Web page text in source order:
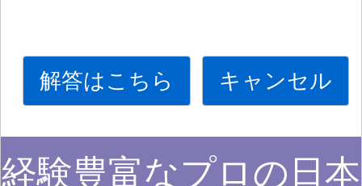
解答はこちら キャンセル
経験豊富なプロの日本